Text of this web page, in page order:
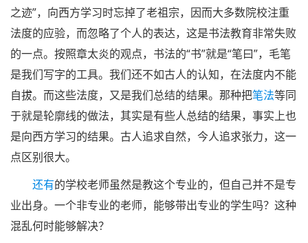
之迹”，向西方学习时忘掉了老祖宗，因而大多数院校注重
法度的应验，而忽略了个人的表达，这是书法教育非常失败
的一点。按照章太炎的观点，书法的“书”就是“笔曰”，毛笔
是我们写字的工具。我们还不如古人的认知，在法度内不能
自拔。而这些法度，又是我们总结的结果。那种把笔法等同
于就是轮廓线的做法，其实是有些人总结的结果，事实上也
是向西方学习的结果。古人追求自然，今人追求张力，这一
点区别很大。
还有的学校老师虽然是教这个专业的，但自己并不是专
业出身。一个非专业的老师，能够带出专业的学生吗？这种
混乱何时能够解决？